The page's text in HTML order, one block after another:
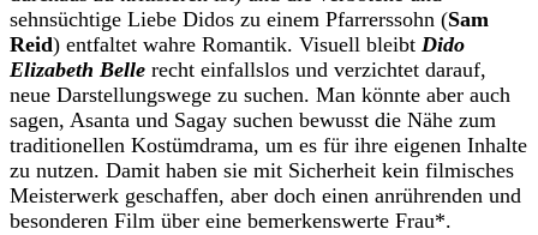
sehnsüchtige Liebe Didos zu einem Pfarrerssohn (Sam
Reid) entfaltet wahre Romantik. Visuell bleibt Dido
Elizabeth Belle recht einfallslos und verzichtet darauf,
neue Darstellungswege zu suchen. Man könnte aber auch
sagen, Asanta und Sagay suchen bewusst die Nähe zum
traditionellen Kostümdrama, um es für ihre eigenen Inhalte
zu nutzen. Damit haben sie mit Sicherheit kein filmisches
Meisterwerk geschaffen, aber doch einen anrührenden und
besonderen Film über eine bemerkenswerte Frau*.